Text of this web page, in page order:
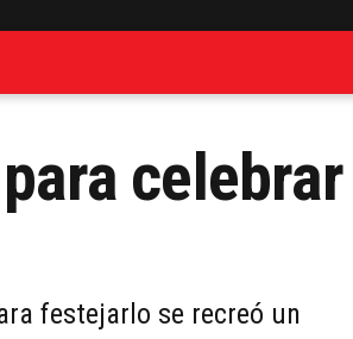
celebrar
festejarlo se recreó un